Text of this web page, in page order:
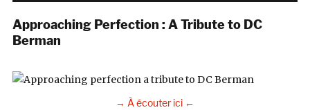
Approaching Perfection : A Tribute to DC
Berman
→ À écouter ici ←